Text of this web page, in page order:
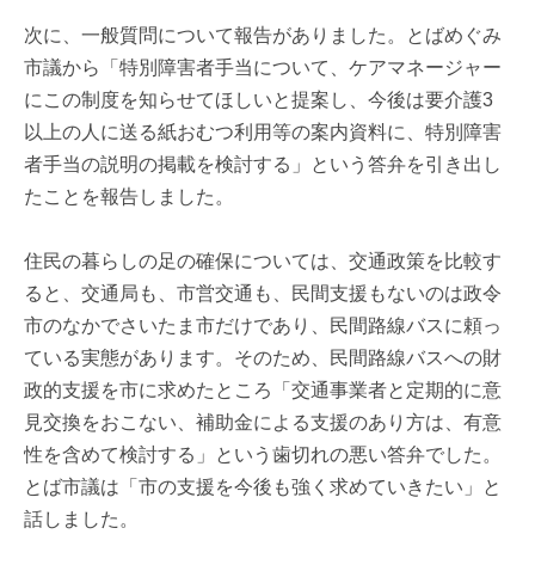
次に、一般質問について報告がありました。とばめぐみ
市議から「特別障害者手当について、ケアマネージャー
にこの制度を知らせてほしいと提案し、今後は要介護3
以上の人に送る紙おむつ利用等の案内資料に、特別障害
者手当の説明の掲載を検討する」という答弁を引き出し
たことを報告しました。
住民の暮らしの足の確保については、交通政策を比較す
ると、交通局も、市営交通も、民間支援もないのは政令
市のなかでさいたま市だけであり、民間路線バスに頼っ
ている実態があります。そのため、民間路線バスへの財
政的支援を市に求めたところ「交通事業者と定期的に意
見交換をおこない、補助金による支援のあり方は、有意
性を含めて検討する」という歯切れの悪い答弁でした。
とば市議は「市の支援を今後も強く求めていきたい」と
話しました。